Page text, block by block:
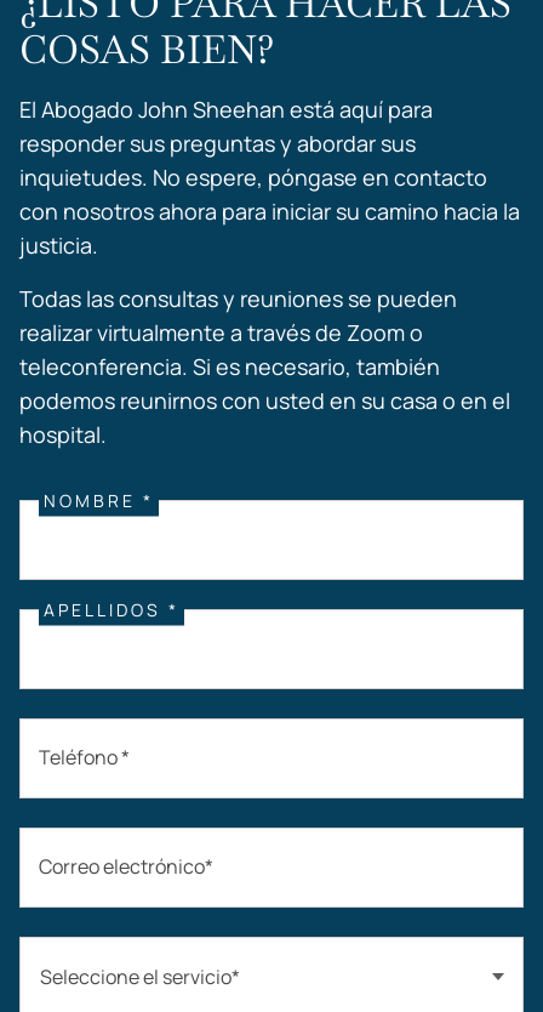
COSAS BIEN?
El Abogado John Sheehan está aquí para
responder sus preguntas y abordar sus
inquietudes. No espere, póngase en contacto
con nosotros ahora para iniciar su camino hacia la
justicia.
Todas las consultas y reuniones se pueden
realizar virtualmente a través de Zoom o
teleconferencia. Si es necesario, también
podemos reunirnos con usted en su casa o en el
hospital.
NOMBRE *
APELLIDOS *
Teléfono *
Correo electrónico*
Seleccione el servicio*